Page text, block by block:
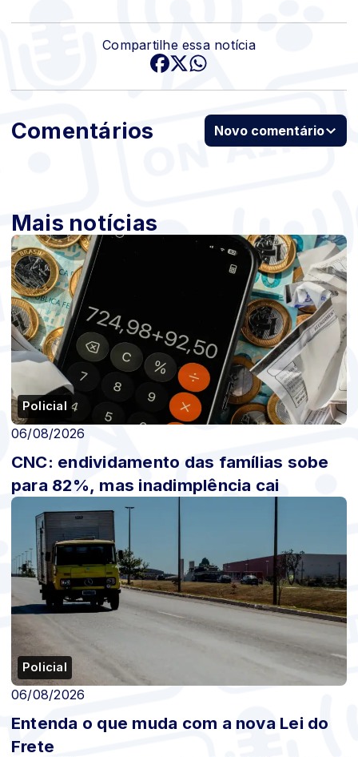
Compartilhe essa notícia
Comentários Novo comentário
Mais notícias
Policial
06/08/2026
CNC: endividamento das famílias sobe
para 82%, mas inadimplência cai
Policial
06/08/2026
Entenda o que muda com a nova Lei do
Frete